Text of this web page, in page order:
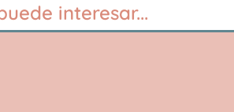
interesar...